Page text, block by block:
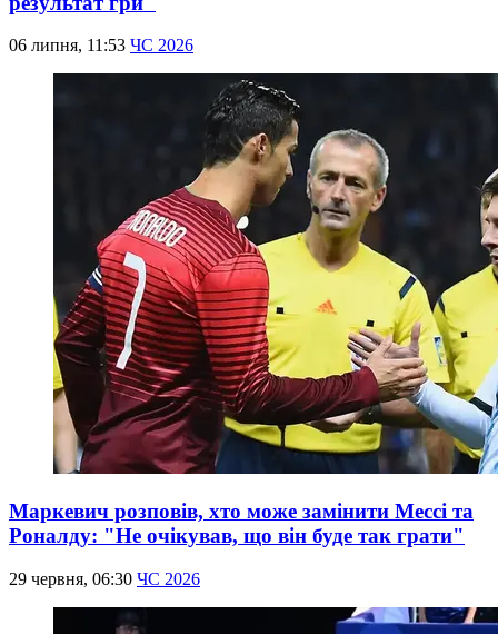
06 липня, 11:53 ЧС 2026
Маркевич розповів, хто може замінити Мессі та
Роналду: "Не очікував, що він буде так грати"
29 червня, 06:30 ЧС 2026